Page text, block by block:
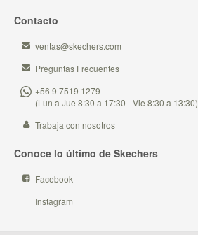
Contacto
ventas@skechers.com
Preguntas Frecuentes
+56 9 7519 1279
(Lun a Jue 8:30 a 17:30 - Vie 8:30 a 13:30)
Trabaja con nosotros
Conoce lo último de Skechers
Facebook
Instagram